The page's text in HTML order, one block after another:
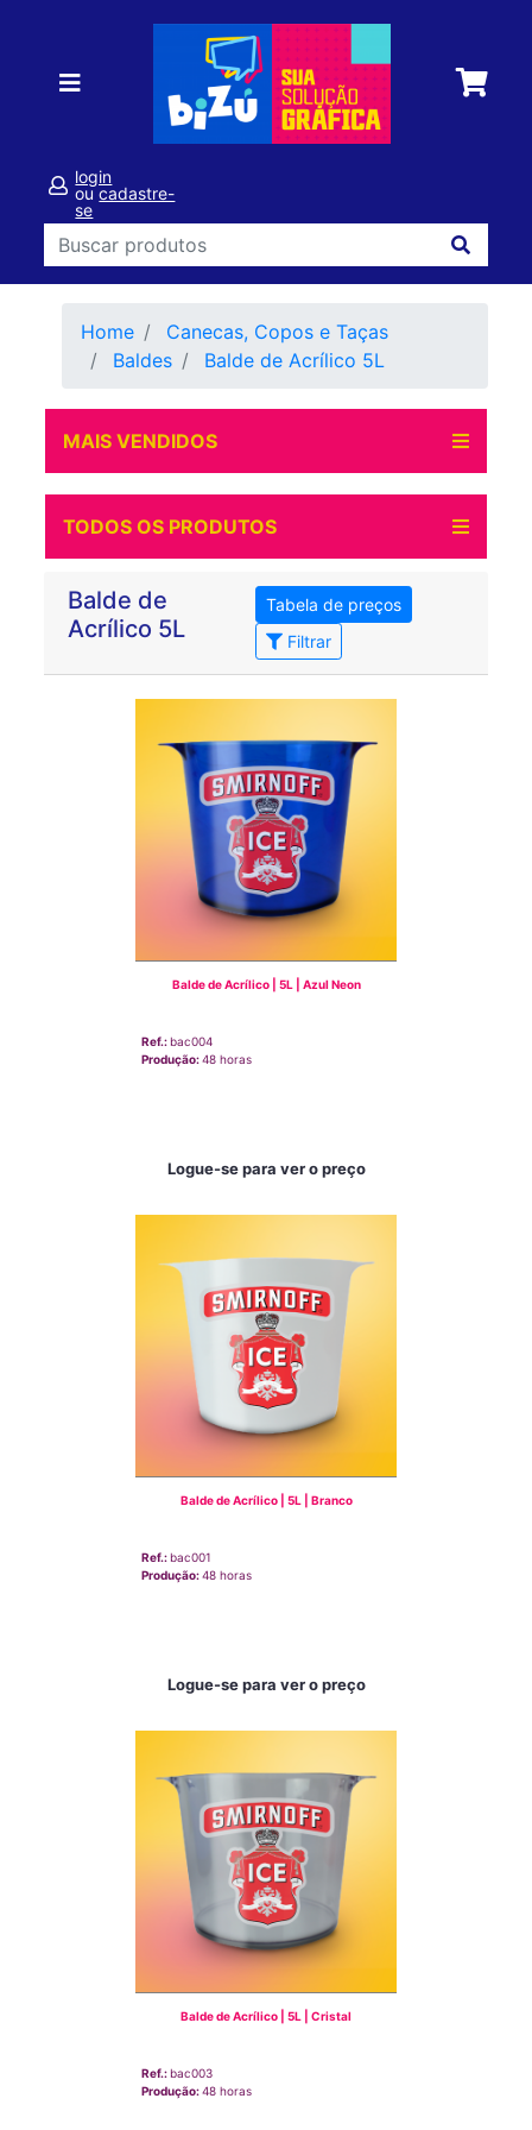
login
oucadastre-
se
Home
Canecas, Copos e Taças
Baldes
Balde de Acrílico 5L
MAIS VENDIDOS
TODOS OS PRODUTOS
Balde de
Acrílico 5L
Tabela de preços
Filtrar
Balde de Acrílico | 5L | Azul Neon
Ref.:bac004
Produção:48 horas
Logue-se para ver o preço
Balde de Acrílico | 5L | Branco
Ref.:bac001
Produção:48 horas
Logue-se para ver o preço
Balde de Acrílico | 5L | Cristal
Ref.:bac003
Produção:48 horas